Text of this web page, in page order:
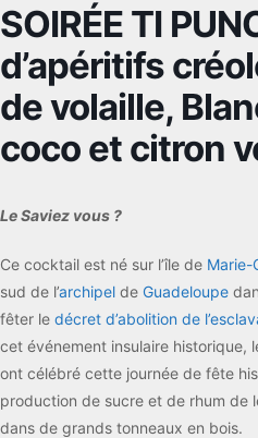
SOIRÉE TI
d’apéritifs
de volaille,
coco et citron
Le Saviez vous ?
Ce cocktail est né sur l’île de Marie-
sud de l’archipel de Guadeloupe
fêter le décret d’abolition de
cet événement insulaire historique,
ont célébré cette journée de fête
production de sucre et de rhum de
dans de grands tonneaux en bois.